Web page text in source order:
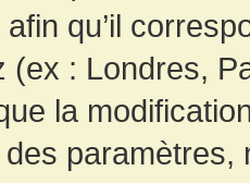
afin qu’il
(ex : Londres,
la
paramètres,